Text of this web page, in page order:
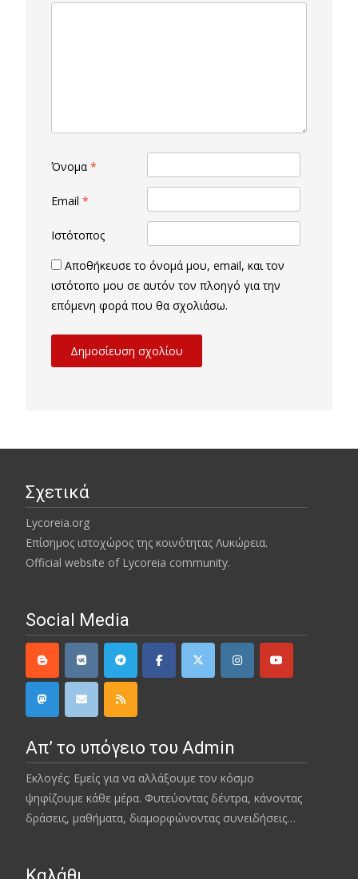
Όνομα *
Email *
Ιστότοπος
Αποθήκευσε το όνομά μου, email, και τον
ιστότοπο μου σε αυτόν τον πλοηγό για την
επόμενη φορά που θα σχολιάσω.
Σχετικά
Lycoreia.org
Επίσημος ιστοχώρος της κοινότητας Λυκώρεια.
Official website of Lycoreia community.
Social Media
Απ’ το υπόγειο του Admin
Εκλογές; Εμείς για να αλλάξουμε τον κόσμο
ψηφίζουμε κάθε μέρα. Φυτεύοντας δέντρα, κάνοντας
δράσεις, μαθήματα, διαμορφώνοντας συνειδήσεις…